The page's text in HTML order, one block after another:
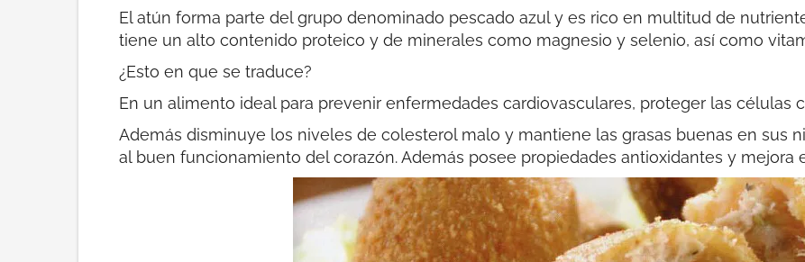
El atún forma parte del grupo denominado pescado azul y es rico en multitud de
tiene un alto contenido proteico y de minerales como magnesio y selenio, así como
¿Esto en que se traduce?
En un alimento ideal para prevenir enfermedades cardiovasculares, proteger las células
Además disminuye los niveles de colesterol malo y mantiene las grasas buenas en sus
al buen funcionamiento del corazón. Además posee propiedades antioxidantes y mejora